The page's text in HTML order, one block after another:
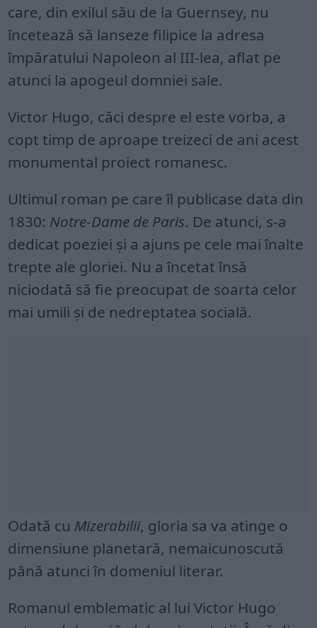
care, din exilul său de la Guernsey, nu
încetează să lanseze filipice la adresa
împăratului Napoleon al III-lea, aflat pe
atunci la apogeul domniei sale.
Victor Hugo, căci despre el este vorba, a
copt timp de aproape treizeci de ani acest
monumental proiect romanesc.
Ultimul roman pe care îl publicase data din
1830: Notre-Dame de Paris. De atunci, s-a
dedicat poeziei și a ajuns pe cele mai înalte
trepte ale gloriei. Nu a încetat însă
niciodată să fie preocupat de soarta celor
mai umili și de nedreptatea socială.
Odată cu Mizerabilii, gloria sa va atinge o
dimensiune planetară, nemaicunoscută
până atunci în domeniul literar.
Romanul emblematic al lui Victor Hugo